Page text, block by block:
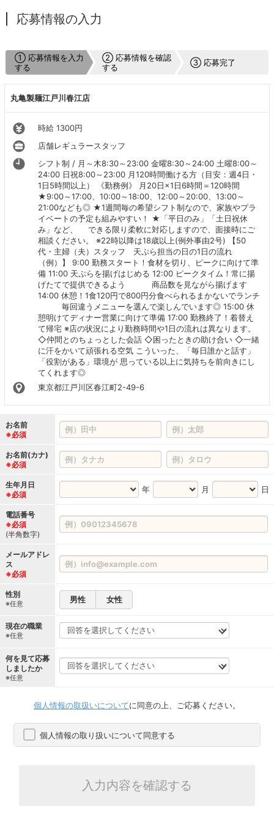
応募情報の入力
① 応募情報を入力
する
② 応募情報を確認
する
③ 応募完了
丸亀製麺江戸川春江店
時給 1300円
店舗レギュラースタッフ
シフト制 / 月～木8:30～23:00 金曜8:30～24:00 土曜8:00～
24:00 日祝8:00～23:00 月120時間働ける方（目安：週4日・
1日5時間以上） 《勤務例》 月20日×1日6時間＝120時間
★9:00～17:00、10:00～18:00、12:00～20:00、13:00～
21:00なども◎ ★1週間毎の希望シフト制なので、家族やプラ
イベートの予定も組みやすい！ ★「平日のみ」「土日祝休
み」など、 できる限り柔軟に対応しますので、面接時にご
相談ください。 ※22時以降は18歳以上(例外事由2号) 【50
代・主婦（夫）スタッフ 天ぷら担当の日の1日の流れ
（例）】 9:00 勤務スタート！食材を切り、ピークに向けて準
備 11:00 天ぷらを揚げはじめる 12:00 ピークタイム！常に揚
げたてで提供できるよう 商品数を見ながら揚げます
14:00 休憩！1食120円で800円分食べられるまかないでランチ
毎回違うメニューを選んで楽しんでいます◎ 15:00 休
憩明けてディナー営業に向けて準備 17:00 勤務終了！着替え
て帰宅 ※店の状況により勤務時間や1日の流れは異なります。
◇仲間とのちょっとした会話 ◇困ったときの助け合い ◇一緒
に汗をかいて頑張れる空気 こういった、「毎日誰かと話す」
「役割がある」環境が 思っている以上に気持ちを前向きにし
てくれます◎
東京都江戸川区春江町2-49-6
お名前
※必須
お名前(カナ)
※必須
生年月日
※必須
年 月 日
電話番号
※必須
(半角数字)
メールアドレ
ス
※必須
性別
※任意 男性 女性
現在の職業
※任意
何を見て応募
しましたか
※任意
個人情報の取扱いについてに同意の上、ご応募ください。
個人情報の取り扱いについて同意する
入力内容を確認する